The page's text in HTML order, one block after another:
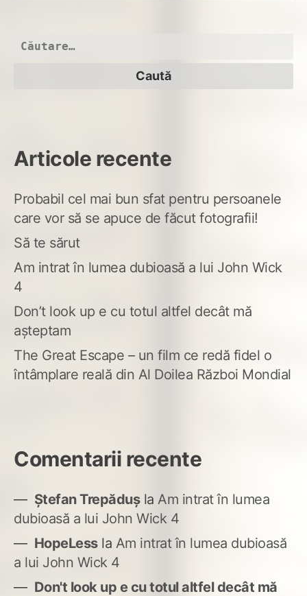
Caută
Articole recente
Probabil cel mai bun sfat pentru persoanele
care vor să se apuce de făcut fotografii!
Să te sărut
Am intrat în lumea dubioasă a lui John Wick
4
Don’t look up e cu totul altfel decât mă
așteptam
The Great Escape – un film ce redă fidel o
întâmplare reală din Al Doilea Război Mondial
Comentarii recente
Ștefan Trepădușla Am intrat în lumea
dubioasă a lui John Wick 4
HopeLessla Am intrat în lumea dubioasă
a lui John Wick 4
Don't look up e cu totul altfel decât mă